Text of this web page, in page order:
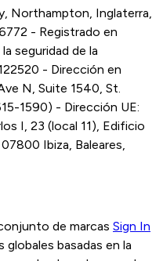
Northampton, Inglaterra,
- Registrado en
seguridad de la
- Dirección en
N, Suite 1540, St.
1590) - Dirección UE:
I, 23 (local 11), Edificio
Ibiza, Baleares,
de marcas Sign In
globales basadas en la